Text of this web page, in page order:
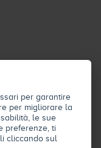
per garantire
per migliorare la
le sue
preferenze, ti
cliccando sul